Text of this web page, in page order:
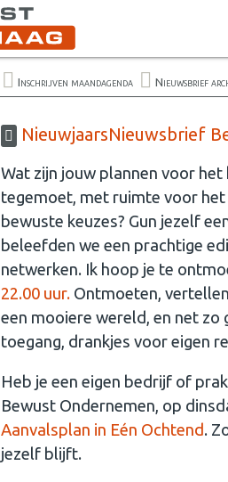
Inschrijven maandagenda Nieuwsbrief
NieuwjaarsNieuwsbrief
Wat zijn jouw plannen voor het
tegemoet, met ruimte voor
bewuste keuzes? Gun jezelf
beleefden we een prachtige
netwerken. Ik hoop je te
22.00 uur. Ontmoeten,
een mooiere wereld, en net zo
toegang, drankjes voor eigen
Heb je een eigen bedrijf of
Bewust Ondernemen, op
Aanvalsplan in Eén Ochtend.
jezelf blijft.